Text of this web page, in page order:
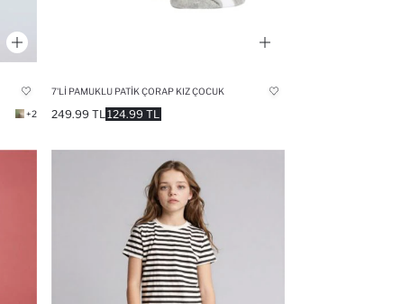
+2
7'LI PAMUKLU PATIK ÇORAP KIZ ÇOCUK
124.99 TL
249.99 TL